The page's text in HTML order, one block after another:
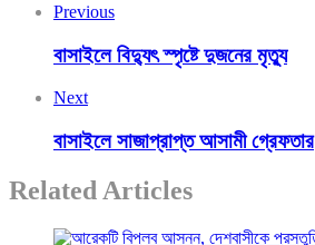
Previous
বাসাইলে বিদ্যুৎ স্পৃষ্টে দুজনের মৃত্যু
Next
বাসাইলে সাজাপ্রাপ্ত আসামী গ্রেফতার
Related Articles